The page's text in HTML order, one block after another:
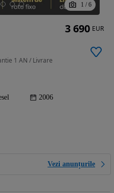
1 / 6
1 AN / Livrare
2006
Vezi anunțurile
3 690 EUR